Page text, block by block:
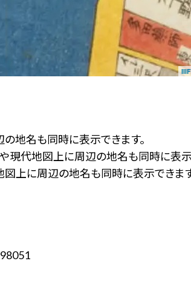
地名も同時に表示できます。
や現代地図上に周辺の地名も同時に表示
図上に周辺の地名も同時に表示できます